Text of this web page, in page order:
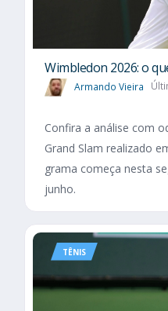
Wimbledon 2026: o
Armando Vieira
Confira a análise com
Grand Slam realizado
grama começa nesta
junho.
TÊNIS